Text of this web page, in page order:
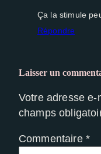
Ça la stimule
Répondre
Laisser un
Votre adresse e-
champs
Commentaire *